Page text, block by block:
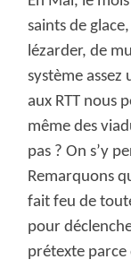
saints de
lézarder, de
système
aux RTT nous
même des
pas ? On s’y
Remarquons
fait feu de
pour
prétexte parce